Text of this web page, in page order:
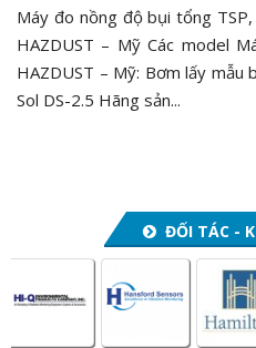
Máy đo nồng độ bụi tổng
HAZDUST – Mỹ Các model
HAZDUST – Mỹ: Bơm lấy
Sol DS-2.5 Hãng sản...
ĐỐI TÁC -